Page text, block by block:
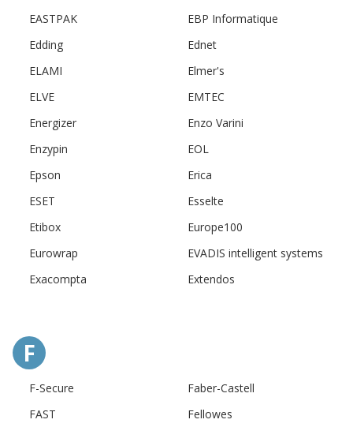
EASTPAK
EBP Informatique
Edding
Ednet
ELAMI
Elmer's
ELVE
EMTEC
Energizer
Enzo Varini
Enzypin
EOL
Epson
Erica
ESET
Esselte
Etibox
Europe100
Eurowrap
EVADIS intelligent systems
Exacompta
Extendos
F
F-Secure
Faber-Castell
FAST
Fellowes